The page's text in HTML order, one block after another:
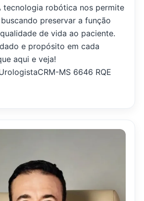
tecnologia robótica nos permite
preservar a função
de vida ao paciente.
e propósito em cada
aqui e veja!
MS 6646 RQE